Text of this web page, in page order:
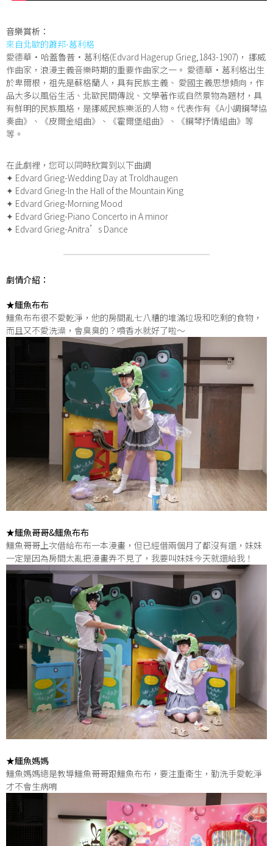
音樂賞析：
來自北歐的蕭邦-葛利格
愛德華·哈蓋魯普·葛利格(Edvard Hagerup Grieg,1843-1907)， 挪威
作曲家，浪漫主義音樂時期的重要作曲家之一。 愛德華·葛利格出生
於卑爾根，祖先是蘇格蘭人，具有民族主義、 愛國主義思想傾向，作
品大多以風俗生活、北歐民間傳說、文學著作或自然景物為題材，具
有鮮明的民族風格，是挪威民族樂派的人物。代表作有《A小調鋼琴協
奏曲》、《皮爾金組曲》、《霍爾堡組曲》、《鋼琴抒情組曲》等
等。
在此劇裡，您可以同時欣賞到以下曲調
✦ Edvard Grieg-Wedding Day at Troldhaugen
✦ Edvard Grieg-In the Hall of the Mountain King
✦ Edvard Grieg-Morning Mood
✦ Edvard Grieg-Piano Concerto in A minor
✦ Edvard Grieg-Anitra’s Dance
劇情介紹：
★鱷魚布布
鱷魚布布很不愛乾淨，他的房間亂七八糟的堆滿垃圾和吃剩的食物，
而且又不愛洗澡，會臭臭的？噴香水就好了啦～
★鱷魚哥哥&鱷魚布布
鱷魚哥哥上次借給布布一本漫畫，但已經借兩個月了都沒有還，妹妹
一定是因為房間太亂把漫畫弄不見了，我要叫妹妹今天就還給我！
★鱷魚媽媽
鱷魚媽媽總是教導鱷魚哥哥跟鱷魚布布，要注重衛生，勤洗手愛乾淨
才不會生病唷